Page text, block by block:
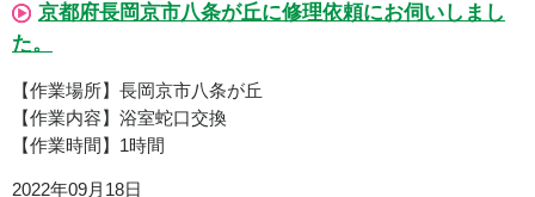
京都府長岡京市八条が丘に修理依頼にお伺いしまし
た。
【作業場所】長岡京市八条が丘
【作業内容】浴室蛇口交換
【作業時間】1時間
2022年09月18日